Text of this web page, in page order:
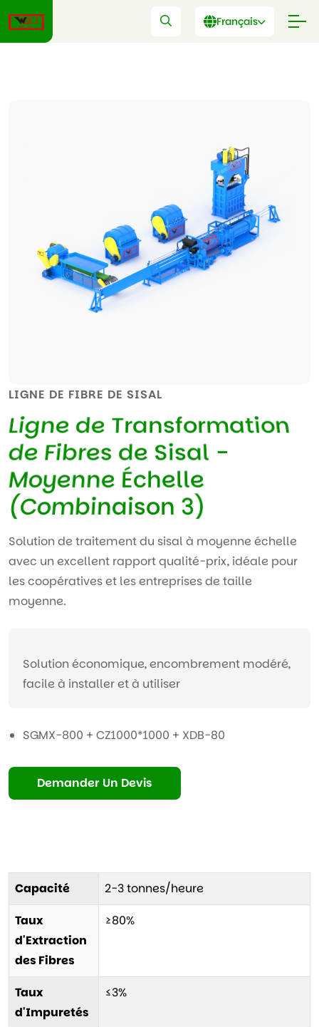
Français
LIGNE DE FIBRE DE SISAL
Ligne de Transformation
de Fibres de Sisal -
Moyenne Échelle
(Combinaison 3)
Solution de traitement du sisal à moyenne échelle
avec un excellent rapport qualité-prix, idéale pour
les coopératives et les entreprises de taille
moyenne.
Solution économique, encombrement modéré,
facile à installer et à utiliser
SGMX-800 + CZ1000*1000 + XDB-80
Demander Un Devis
Capacité
2-3 tonnes/heure
Taux
d'Extraction
des Fibres
≥80%
Taux
d'Impuretés
≤3%